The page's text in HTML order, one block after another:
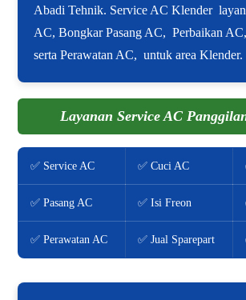
Abadi Tehnik. Service AC Klender
AC, Bongkar Pasang AC, Perbaikan
serta Perawatan AC, untuk area Klender.
Layanan Service AC
✅ Service AC ✅ Cuci AC
✅ Pasang AC ✅ Isi Freon
✅ Perawatan AC ✅ Jual Sparepart